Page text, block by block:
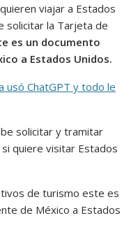
viajar a Estados
solicitar la Tarjeta de
es un documento
a Estados Unidos.
usó ChatGPT y todo le
solicitar y tramitar
quiere visitar Estados
de turismo este es
de México a Estados